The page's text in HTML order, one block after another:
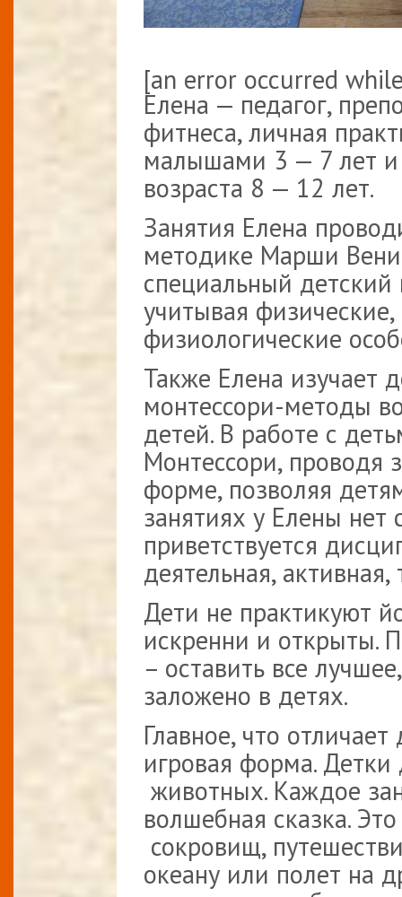
[an error occurred
Елена — педагог,
фитнеса, личная
малышами 3 — 7 лет и
возраста 8 — 12 лет.
Занятия Елена
методике Марши
специальный
учитывая
физиологические
Также Елена изучает
монтессори-методы
детей. В работе с
Монтессори, проводя
форме, позволяя
занятиях у Елены нет
приветствуется
деятельная,
Дети не практикуют
искренни и открыты.
– оставить все
заложено в детях.
Главное, что
игровая форма.
животных. Каждое
волшебная сказка.
сокровищ,
океану или полет на